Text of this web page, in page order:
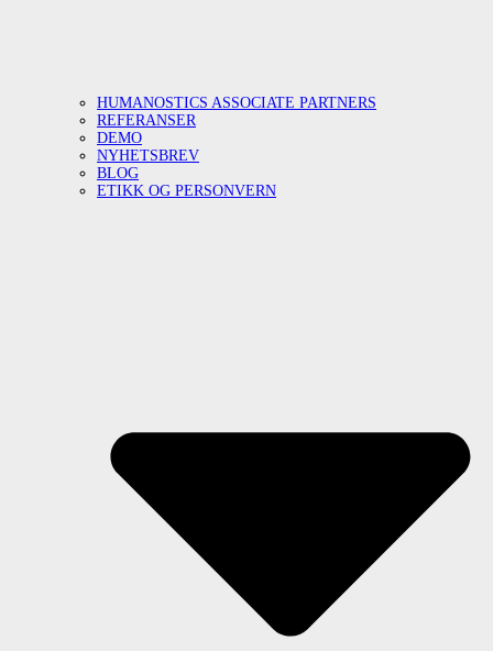
HUMANOSTICS ASSOCIATE PARTNERS
REFERANSER
DEMO
NYHETSBREV
BLOG
ETIKK OG PERSONVERN